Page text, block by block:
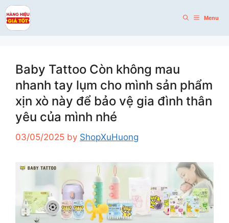
Skip
to
content
Menu
Baby Tattoo Còn không mau
nhanh tay lụm cho mình sản phẩm
xịn xò này để bảo vệ gia đình thân
yêu của mình nhé
03/05/2025 by ShopXuHuong